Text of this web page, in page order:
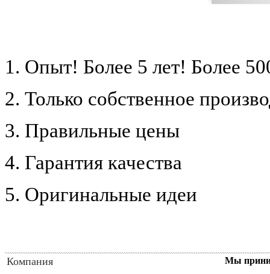
1. Опыт! Более 5 лет! Более
2. Только собственное
3. Правильные цены
4. Гарантия качества
5. Оригинальные идеи
Компания Мы